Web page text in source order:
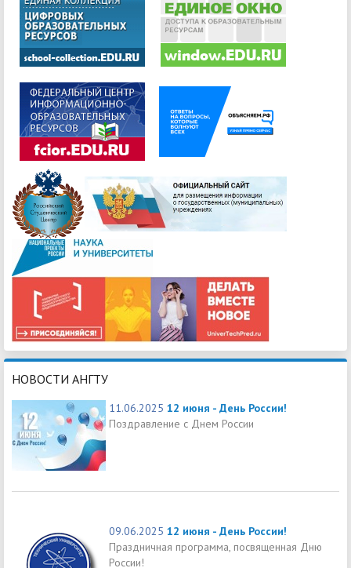
НОВОСТИ АНГТУ
11.06.2025 12 июня - День России!
Поздравление с Днем России
09.06.2025 12 июня - День России!
Праздничная программа, посвященная Дню
России!